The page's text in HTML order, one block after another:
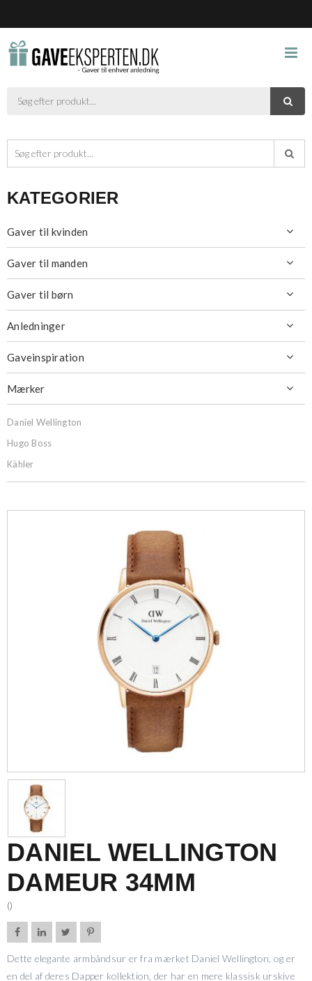



KATEGORIER
Gaver til kvinden 
Gaver til manden 
Gaver til børn 
Anledninger 
Gaveinspiration 
Mærker 
Daniel Wellington
Hugo Boss
Kähler
DANIEL WELLINGTON
DAMEUR 34MM
()
   
Dette elegante armbåndsur er fra mærket Daniel Wellington, og er
en del af deres Dapper kollektion, der har en mere klassisk urskive